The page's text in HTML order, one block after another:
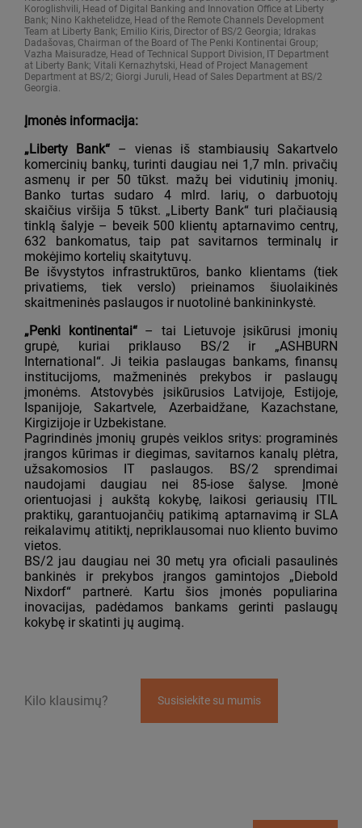
Koroglishvili, Head of Digital Banking and Innovation Office at Liberty
Bank; Nino Kakhetelidze, Head of the Remote Channels Development
Team at Liberty Bank; Emilio Kiris, Director of BS/2 Georgia; Idrakas
Dadašovas, Chairman of the Board of The Penki Kontinentai Group;
Vazha Maisuradze, Head of Technical Support Division, IT Department
at Liberty Bank; Vitali Kernazhytski, Head of Project Management
Department at BS/2; Giorgi Juruli, Head of Sales Department at BS/2
Georgia.
Įmonės informacija:
„Liberty Bank“ – vienas iš stambiausių Sakartvelo
komercinių bankų, turinti daugiau nei 1,7 mln. privačių
asmenų ir per 50 tūkst. mažų bei vidutinių įmonių.
Banko turtas sudaro 4 mlrd. larių, o darbuotojų
skaičius viršija 5 tūkst. „Liberty Bank“ turi plačiausią
tinklą šalyje – beveik 500 klientų aptarnavimo centrų,
632 bankomatus, taip pat savitarnos terminalų ir
mokėjimo kortelių skaitytuvų.
Be išvystytos infrastruktūros, banko klientams (tiek
privatiems, tiek verslo) prieinamos šiuolaikinės
skaitmeninės paslaugos ir nuotolinė bankininkystė.
„Penki kontinentai“– tai Lietuvoje įsikūrusi įmonių
grupė, kuriai priklauso BS/2 ir „ASHBURN
International“. Ji teikia paslaugas bankams, finansų
institucijoms, mažmeninės prekybos ir paslaugų
įmonėms. Atstovybės įsikūrusios Latvijoje, Estijoje,
Ispanijoje, Sakartvele, Azerbaidžane, Kazachstane,
Kirgizijoje ir Uzbekistane.
Pagrindinės įmonių grupės veiklos sritys: programinės
įrangos kūrimas ir diegimas, savitarnos kanalų plėtra,
užsakomosios IT paslaugos. BS/2 sprendimai
naudojami daugiau nei 85-iose šalyse. Įmonė
orientuojasi į aukštą kokybę, laikosi geriausių ITIL
praktikų, garantuojančių patikimą aptarnavimą ir SLA
reikalavimų atitiktį, nepriklausomai nuo kliento buvimo
vietos.
BS/2 jau daugiau nei 30 metų yra oficiali pasaulinės
bankinės ir prekybos įrangos gamintojos „Diebold
Nixdorf“ partnerė. Kartu šios įmonės populiarina
inovacijas, padėdamos bankams gerinti paslaugų
kokybę ir skatinti jų augimą.
Kilo klausimų? Susisiekite su mumis